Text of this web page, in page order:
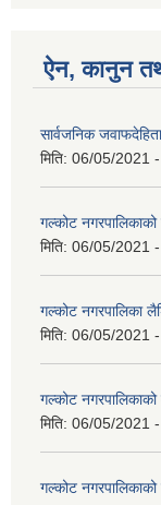
ऐन, कानुन
सार्वजनिक
मिति: 06/05/2021
गल्कोट
मिति: 06/05/2021
गल्कोट नगरपालिका
मिति: 06/05/2021
गल्कोट नगरपालिकाको
मिति: 06/05/2021
गल्कोट